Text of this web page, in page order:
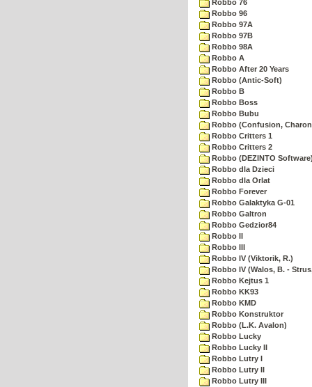
Robbo 76
Robbo 96
Robbo 97A
Robbo 97B
Robbo 98A
Robbo A
Robbo After 20 Years
Robbo (Antic-Soft)
Robbo B
Robbo Boss
Robbo Bubu
Robbo (Confusion,
Robbo Critters 1
Robbo Critters 2
Robbo (DEZINTO
Robbo dla Dzieci
Robbo dla Orlat
Robbo Forever
Robbo Galaktyka G-01
Robbo Galtron
Robbo Gedzior84
Robbo II
Robbo III
Robbo IV (Viktorik, R.)
Robbo IV (Walos, B. -
Robbo Kejtus 1
Robbo KK93
Robbo KMD
Robbo Konstruktor
Robbo (L.K. Avalon)
Robbo Lucky
Robbo Lucky II
Robbo Lutry I
Robbo Lutry II
Robbo Lutry III